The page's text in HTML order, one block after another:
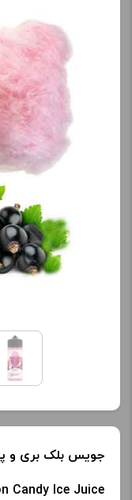
برای فعال شدن سبد
نمایش قیمت ، گزینه
محصول را از کادر بالا
آخرین بروزرسانی
تمامی قیمت ها بروز
هستند.
Candy Ice Juice